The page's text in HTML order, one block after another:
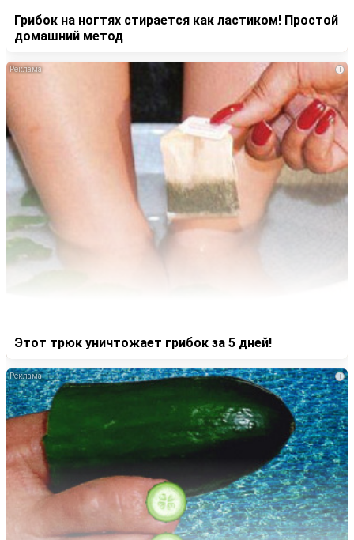
Грибок на ногтях стирается как ластиком! Простой
домашний метод
i
Этот трюк уничтожает грибок за 5 дней!
i